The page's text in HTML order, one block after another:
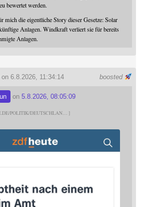
bewertet werden.
mich die eigentliche Story dieser Gesetze: Solar
Anlagen. Windkraft verliert sie für bereits
Anlagen.
boosted
6.8.2026, 11:34:14
on 5.8.2026, 08:05:09
POLITIK/DEUTSCHLAN